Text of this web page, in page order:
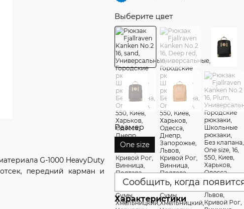
G-1000 HeavyDuty
передний карман и
Выберите цвет
Размер
One size
Сообщить, когда
Характеристики